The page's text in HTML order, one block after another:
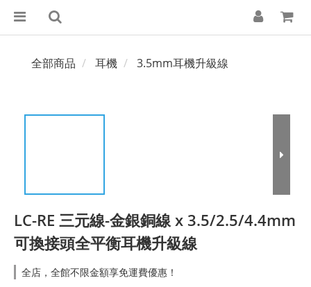
全部商品 耳機 3.5mm耳機升級線
LC-RE 三元線-金銀銅線 x 3.5/2.5/4.4mm
可換接頭全平衡耳機升級線
全店，全館不限金額享免運費優惠！